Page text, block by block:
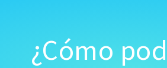
¿Cómo